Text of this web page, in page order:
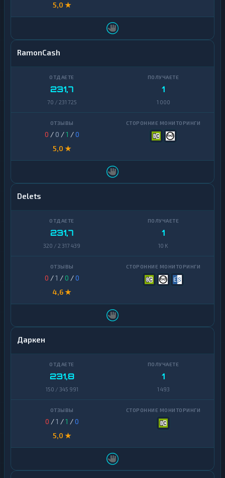
5,0 ★
RamonCash
231,7
70 / 231 725
1
1 000
0 / 0 /1 /0
5,0 ★
Delets
231,7
320 / 2 317 439
1
10 K
0 /1 /0 /0
4,6 ★
Даркен
231,8
150 / 345 991
1
1 493
0 /1 /1 /0
5,0 ★